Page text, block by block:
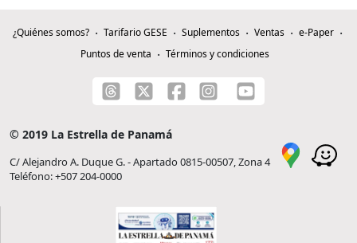
¿Quiénes somos? Tarifario GESE Suplementos Ventas
e-Paper
Puntos de venta
Términos y condiciones
© 2019 La Estrella de Panamá
C/ Alejandro A. Duque G. - Apartado 0815-00507, Zona 4
Teléfono: +507 204-0000